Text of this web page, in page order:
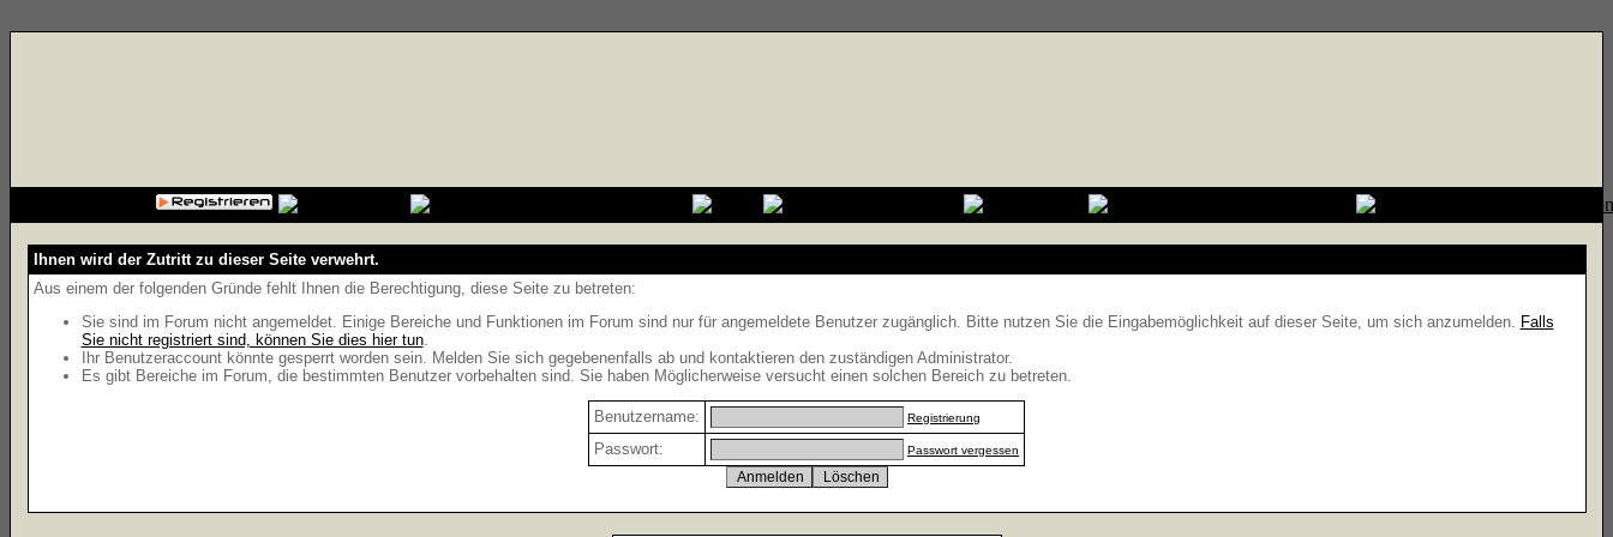
Ihnen wird der Zutritt zu dieser Seite verwehrt.
Aus einem der folgenden Gründe fehlt Ihnen die Berechtigung, diese Seite zu betreten:
Sie sind im Forum nicht angemeldet. Einige Bereiche und Funktionen im Forum sind nur für angemeldete Benutzer zugänglich. Bitte nutzen Sie die Eingabemöglichkeit auf dieser Seite, um sich anzumelden. Falls
Sie nicht registriert sind, können Sie dies hier tun.
Ihr Benutzeraccount könnte gesperrt worden sein. Melden Sie sich gegebenenfalls ab und kontaktieren den zuständigen Administrator.
Es gibt Bereiche im Forum, die bestimmten Benutzer vorbehalten sind. Sie haben Möglicherweise versucht einen solchen Bereich zu betreten.
Benutzername: Registrierung
Passwort: Passwort vergessen